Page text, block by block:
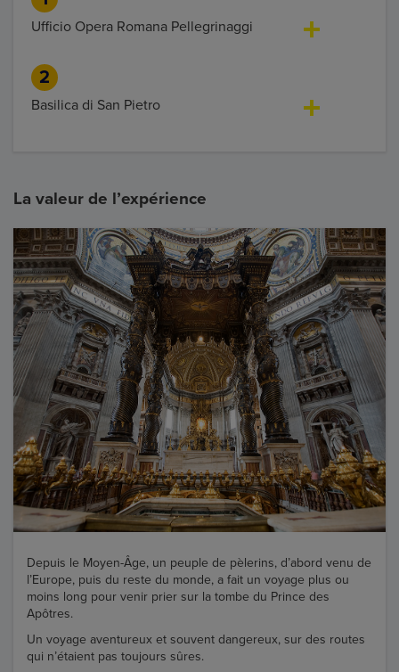
Ufficio Opera Romana Pellegrinaggi
2
Basilica di San Pietro
La valeur de l’expérience
Depuis le Moyen-Âge, un peuple de pèlerins, d’abord venu de
l’Europe, puis du reste du monde, a fait un voyage plus ou
moins long pour venir prier sur la tombe du Prince des
Apôtres.
Un voyage aventureux et souvent dangereux, sur des routes
qui n’étaient pas toujours sûres.